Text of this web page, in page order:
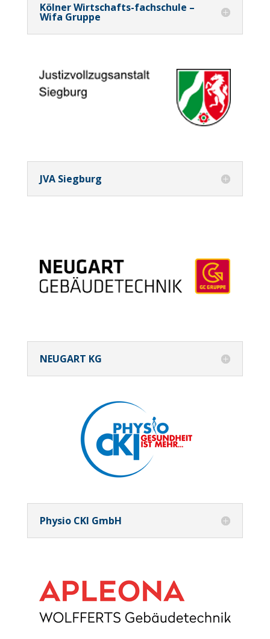
Kölner Wirtschafts-fachschule –
Wifa Gruppe
JVA Siegburg
NEUGART KG
Physio CKI GmbH